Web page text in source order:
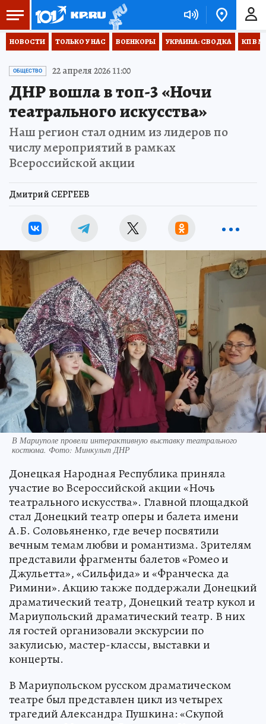
НОВОСТИ ТОЛЬКО У НАС ВОЕНКОРЫ УКРАИНА: СВОДКА КП В
ОБЩЕСТВО 22 апреля 2026 11:00
ДНР вошла в топ-3 «Ночи
театрального искусства»
Наш регион стал одним из лидеров по
числу мероприятий в рамках
Всероссийской акции
Дмитрий СЕРГЕЕВ
В Мариуполе провели интерактивную выставку театрального
костюма. Фото: Минкульт ДНР
Донецкая Народная Республика приняла
участие во Всероссийской акции «Ночь
театрального искусства». Главной площадкой
стал Донецкий театр оперы и балета имени
А.Б. Соловьяненко, где вечер посвятили
вечным темам любви и романтизма. Зрителям
представили фрагменты балетов «Ромео и
Джульетта», «Сильфида» и «Франческа да
Римини». Акцию также поддержали Донецкий
драматический театр, Донецкий театр кукол и
Мариупольский драматический театр. В них
ля гостей организовали экскурсии по
закулисью, мастер-классы, выставки и
концерты.
В Мариупольском русском драматическом
театре был представлен цикл из четырех
трагедий Александра Пушкина: «Скупой